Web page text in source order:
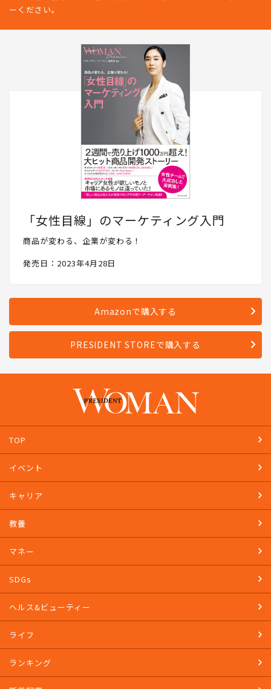
ーください。
「女性目線」のマーケティング入門
商品が変わる、企業が変わる！
発売日：2023年4月28日
Amazonで購入する
PRESIDENT STOREで購入する
TOP
イベント
キャリア
教養
マネー
SDGs
ヘルス&ビューティー
ライフ
ランキング